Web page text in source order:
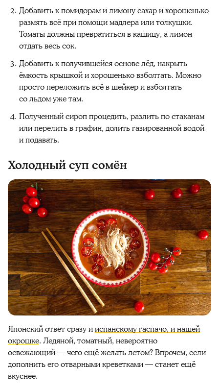
Добавить к помидорам и лимону сахар и хорошенько
размять всё при помощи мадлера или толкушки.
Томаты должны превратиться в кашицу, а лимон
отдать весь сок.
Добавить к получившейся основе лёд, накрыть
ёмкость крышкой и хорошенько взболтать. Можно
просто переложить всё в шейкер и взболтать
со льдом уже там.
Полученный сироп процедить, разлить по стаканам
или перелить в графин, долить газированной водой
и подавать.
Холодный суп сомён
Японский ответ сразу ииспанскому гаспачо, и нашей
окрошке. Ледяной, томатный, невероятно
освежающий — чего ещё желать летом? Впрочем, если
дополнить его отварными креветками — станет ещё
вкуснее.